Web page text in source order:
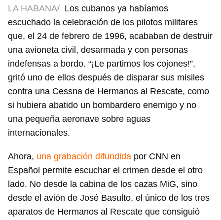
LA HABANA/ Los cubanos ya habíamos
escuchado la celebración de los pilotos militares
que, el 24 de febrero de 1996, acababan de destruir
una avioneta civil, desarmada y con personas
indefensas a bordo. “¡Le partimos los cojones!”,
gritó uno de ellos después de disparar sus misiles
contra una Cessna de Hermanos al Rescate, como
si hubiera abatido un bombardero enemigo y no
una pequeña aeronave sobre aguas
internacionales.
Ahora, una grabación difundida por CNN en
Español permite escuchar el crimen desde el otro
lado. No desde la cabina de los cazas MiG, sino
desde el avión de José Basulto, el único de los tres
aparatos de Hermanos al Rescate que consiguió